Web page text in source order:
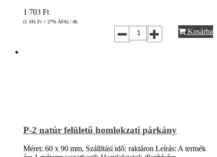
1 703 Ft
(1 341 Ft + 27% ÁFA) / db
Kosárba
P-2 natúr felületű homlokzati párkány
Méret: 60 x 90 mm, Szállítási idő: raktáron Leírás: A termék